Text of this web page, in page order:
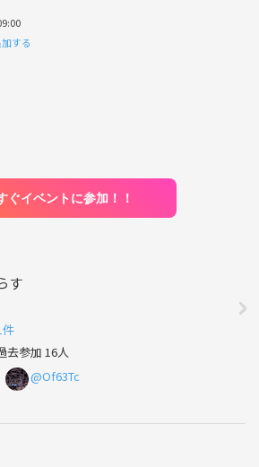
する
ぐイベントに参加！！
す
件
去参加 16人
@Of63Tc